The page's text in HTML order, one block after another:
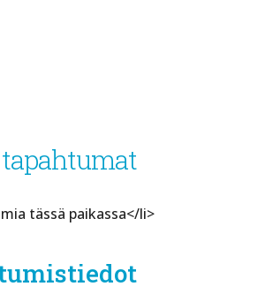
tässä paikassa</li>